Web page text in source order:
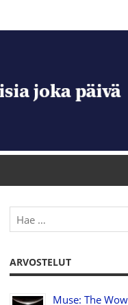
ARVOSTELUT
Muse: The